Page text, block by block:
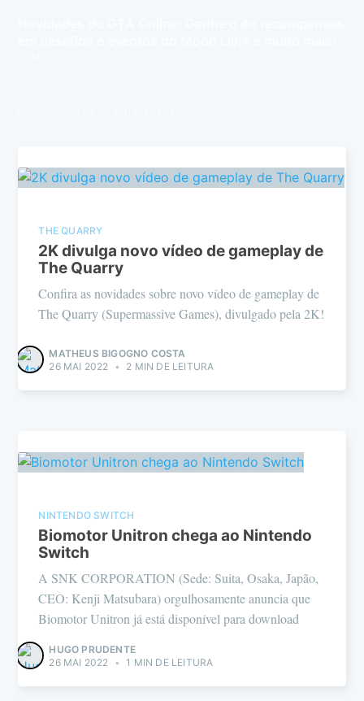
THE QUARRY
2K divulga novo vídeo de gameplay de
The Quarry
Confira as novidades sobre novo vídeo de gameplay de
The Quarry (Supermassive Games), divulgado pela 2K!
MATHEUS BIGOGNO COSTA
26 MAI 2022
• 2 MIN DE LEITURA
NINTENDO SWITCH
Biomotor Unitron chega ao Nintendo
Switch
A SNK CORPORATION (Sede: Suita, Osaka, Japão,
CEO: Kenji Matsubara) orgulhosamente anuncia que
Biomotor Unitron já está disponível para download
HUGO PRUDENTE
26 MAI 2022
• 1 MIN DE LEITURA